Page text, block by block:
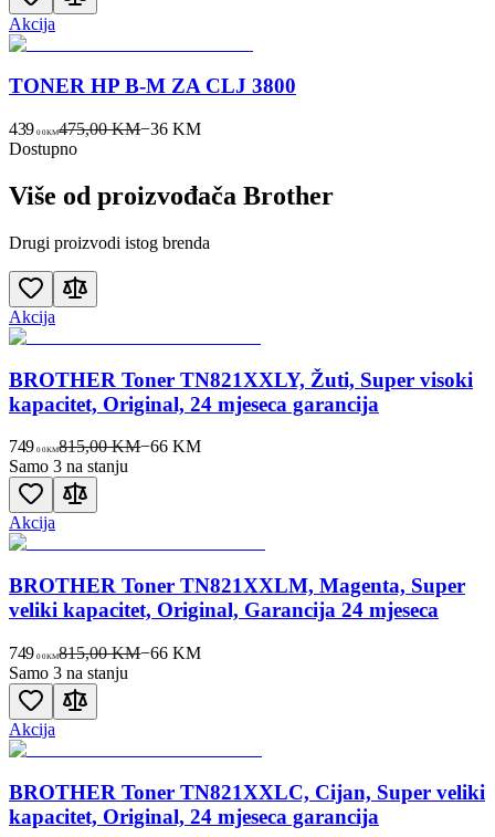
Akcija
TONER HP B-M ZA CLJ 3800
439 00KM475,00 KM−36 KM
Dostupno
Više od proizvođača Brother
Drugi proizvodi istog brenda
Akcija
BROTHER Toner TN821XXLY, Žuti, Super visoki
kapacitet, Original, 24 mjeseca garancija
749 00KM815,00 KM−66 KM
Samo 3 na stanju
Akcija
BROTHER Toner TN821XXLM, Magenta, Super
veliki kapacitet, Original, Garancija 24 mjeseca
749 00KM815,00 KM−66 KM
Samo 3 na stanju
Akcija
BROTHER Toner TN821XXLC, Cijan, Super veliki
kapacitet, Original, 24 mjeseca garancija